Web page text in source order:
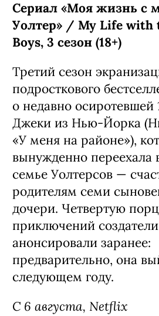
Сериал «Моя жизнь с
Уолтер» / My Life with
Boys, 3 сезон (18+)
Третий сезон
подросткового
о недавно осиротевшей
Джеки из Нью-Йорка
«У меня на районе»),
вынужденно переехала
семье Уолтерсов —
родителям семи
дочери. Четвертую
приключений создатели
анонсировали заранее:
предварительно, она
следующем году.